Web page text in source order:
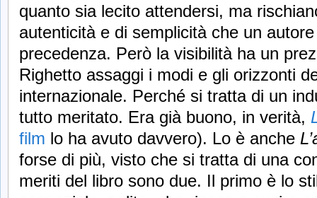
quanto sia lecito attendersi, ma
autenticità e di semplicità che un
precedenza. Però la visibilità ha un
Righetto assaggi i modi e gli orizzonti
internazionale. Perché si tratta di un
tutto meritato. Era già buono, in verità,
film lo ha avuto davvero). Lo è anche
forse di più, visto che si tratta di una
meriti del libro sono due. Il primo è lo